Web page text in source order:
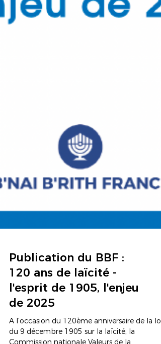
Publication du BBF :
120 ans de laïcité -
l'esprit de 1905, l'enjeu
de 2025
A l’occasion du 120ème anniversaire de la loi